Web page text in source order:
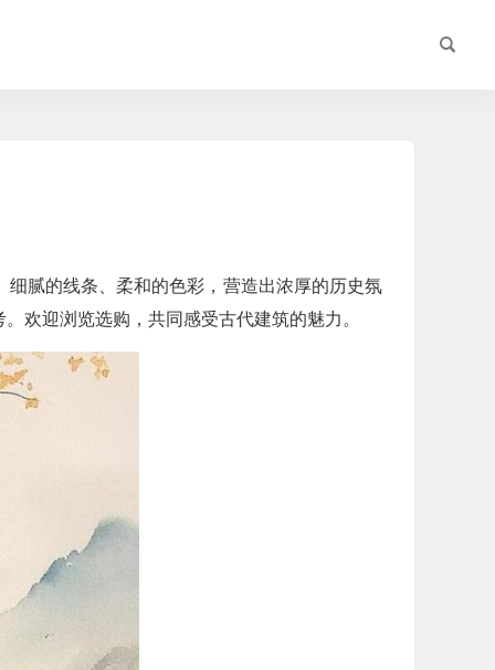
腻的线条、柔和的色彩，营造出浓厚的历史氛
欢迎浏览选购，共同感受古代建筑的魅力。